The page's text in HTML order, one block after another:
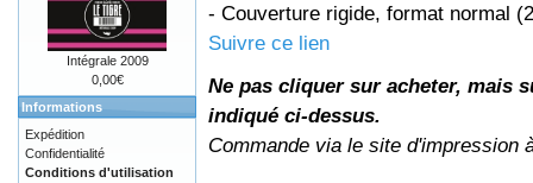
- Couverture rigide, format normal
Suivre ce lien
Ne pas cliquer sur acheter, mais
indiqué ci-dessus.
Commande via le site d'impression
Intégrale 2009
0,00€
Informations
Expédition
Confidentialité
Conditions d'utilisation